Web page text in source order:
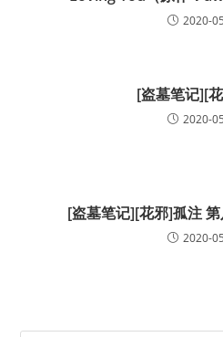
2020-
[盗墓笔记][
2020-
[盗墓笔记][花邪]孤注
2020-